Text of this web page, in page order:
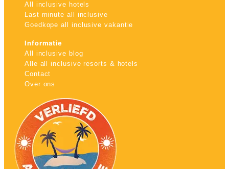
All inclusive hotels
Last minute all inclusive
Goedkope all inclusive vakantie
Informatie
All inclusive blog
Alle all inclusive resorts & hotels
Contact
Over ons